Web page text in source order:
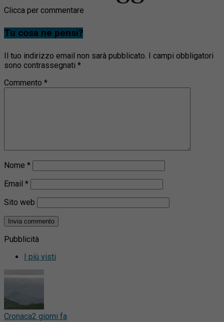
Clicca per commentare
Tu cosa ne pensi?
Il tuo indirizzo email non sarà pubblicato.
I campi obbligatori
sono contrassegnati *
Commento *
Nome *
Email *
Sito web
Pubblicità
I più visti
Cronaca2 giorni fa